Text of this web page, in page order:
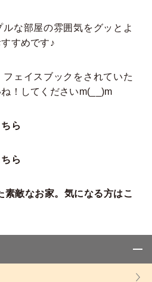
な部屋の雰囲気をグッとよ
すめです♪
フェイスブックをされていた
！してくださいm(__)m
ら
ら
素敵なお家。気になる方はこ